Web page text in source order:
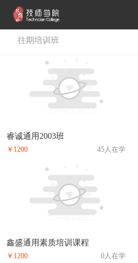
往期培训班
睿诚通用2003班
￥1200 45人在学
鑫盛通用素质培训课程
￥1200 0人在学